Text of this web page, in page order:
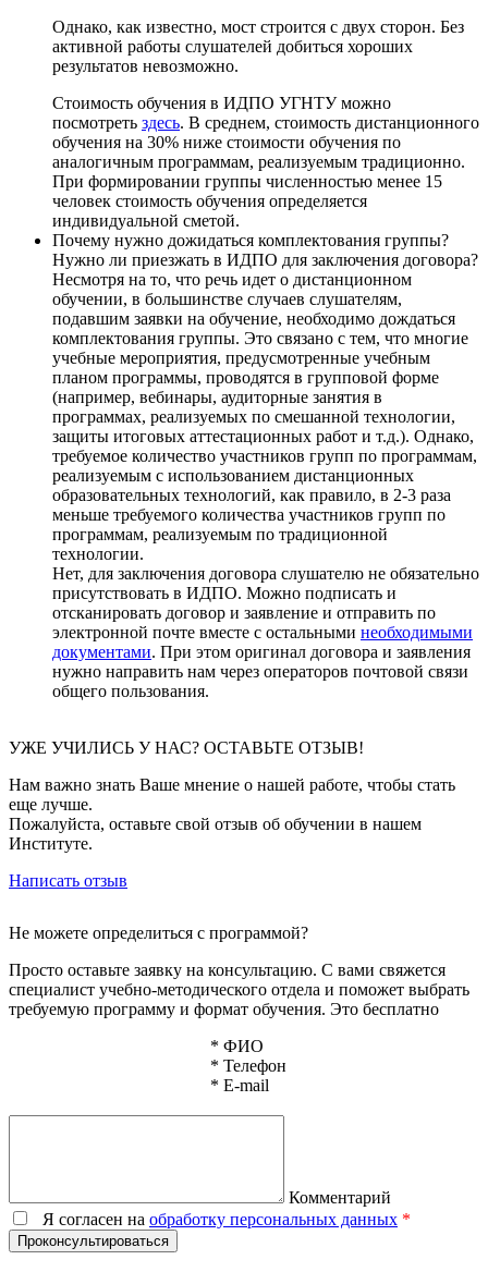
Однако, как известно, мост строится с двух сторон. Без
активной работы слушателей добиться хороших
результатов невозможно.
Стоимость обучения в ИДПО УГНТУ можно
посмотреть здесь. В среднем, стоимость дистанционного
обучения на 30% ниже стоимости обучения по
аналогичным программам, реализуемым традиционно.
При формировании группы численностью менее 15
человек стоимость обучения определяется
индивидуальной сметой.
Почему нужно дожидаться комплектования группы?
Нужно ли приезжать в ИДПО для заключения договора?
Несмотря на то, что речь идет о дистанционном
обучении, в большинстве случаев слушателям,
подавшим заявки на обучение, необходимо дождаться
комплектования группы. Это связано с тем, что многие
учебные мероприятия, предусмотренные учебным
планом программы, проводятся в групповой форме
(например, вебинары, аудиторные занятия в
программах, реализуемых по смешанной технологии,
защиты итоговых аттестационных работ и т.д.). Однако,
требуемое количество участников групп по программам,
реализуемым с использованием дистанционных
образовательных технологий, как правило, в 2-3 раза
меньше требуемого количества участников групп по
программам, реализуемым по традиционной
технологии.
Нет, для заключения договора слушателю не обязательно
присутствовать в ИДПО. Можно подписать и
отсканировать договор и заявление и отправить по
электронной почте вместе с остальными необходимыми
документами. При этом оригинал договора и заявления
нужно направить нам через операторов почтовой связи
общего пользования.
УЖЕ УЧИЛИСЬ У НАС? ОСТАВЬТЕ ОТЗЫВ!
Нам важно знать Ваше мнение о нашей работе, чтобы стать
еще лучше.
Пожалуйста, оставьте свой отзыв об обучении в нашем
Институте.
Написать отзыв
Не можете определиться с программой?
Просто оставьте заявку на консультацию. С вами свяжется
специалист учебно-методического отдела и поможет выбрать
требуемую программу и формат обучения. Это бесплатно
* ФИО
* Телефон
* E-mail
Комментарий
Я согласен на обработку персональных данных *
Проконсультироваться